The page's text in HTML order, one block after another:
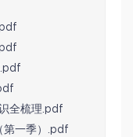
.pdf
全梳理.pdf
第一季）.pdf